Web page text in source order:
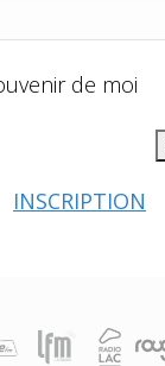
de moi
INSCRIPTION